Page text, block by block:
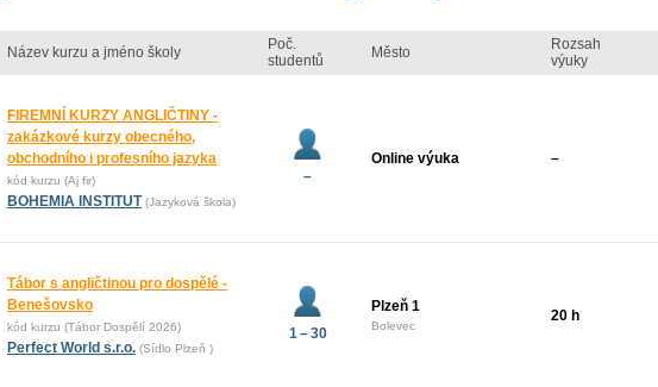
Název kurzu a jméno školy
Poč.
studentů
Město
Rozsah
výuky
FIREMNÍ KURZY ANGLIČTINY -
zakázkové kurzy obecného,
obchodního i profesního jazyka
kód kurzu (Aj fir)
BOHEMIA INSTITUT (Jazyková škola)
–
Online výuka –
Tábor s angličtinou pro dospělé -
Benešovsko
kód kurzu (Tábor Dospělí 2026)
Perfect World s.r.o. (Sídlo Plzeň )
1 – 30
Plzeň 1
Bolevec
20 h